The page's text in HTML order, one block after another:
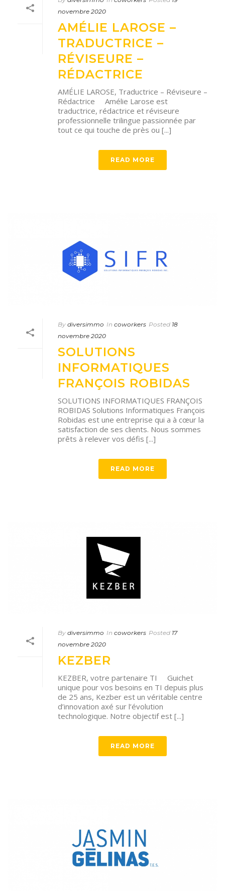
novembre 2020
AMÉLIE LAROSE –
TRADUCTRICE –
RÉVISEURE –
RÉDACTRICE
AMÉLIE LAROSE, Traductrice – Réviseure –
Rédactrice Amélie Larose est
traductrice, rédactrice et réviseure
professionnelle trilingue passionnée par
tout ce qui touche de près ou [...]
READ MORE
By diversimmo In coworkers Posted 18
novembre 2020
SOLUTIONS
INFORMATIQUES
FRANÇOIS ROBIDAS
SOLUTIONS INFORMATIQUES FRANÇOIS
ROBIDAS Solutions Informatiques François
Robidas est une entreprise qui a à cœur la
satisfaction de ses clients. Nous sommes
prêts à relever vos défis [...]
READ MORE
By diversimmo In coworkers Posted 17
novembre 2020
KEZBER
KEZBER, votre partenaire TI Guichet
unique pour vos besoins en TI depuis plus
de 25 ans, Kezber est un véritable centre
d’innovation axé sur l’évolution
technologique. Notre objectif est [...]
READ MORE